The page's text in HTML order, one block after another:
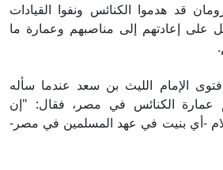
هدموا الكنائس ونفوا القيادات
إعادتهم إلى مناصبهم وعمارة ما
الإمام الليث بن سعد عندما سأله
الكنائس في مصر، فقال: "إن
-أي بنيت في عهد المسلمين في مصر-